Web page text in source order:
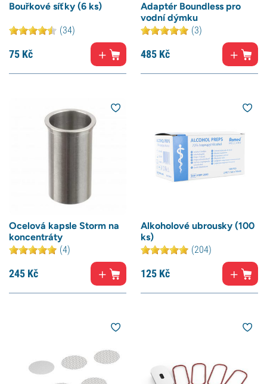
Bouřkové síťky (6 ks)
(34)
75 Kč
Adaptér Boundless pro
vodní dýmku
(3)
485 Kč
Ocelová kapsle Storm na
koncentráty
(4)
245 Kč
Alkoholové ubrousky (100
ks)
(204)
125 Kč